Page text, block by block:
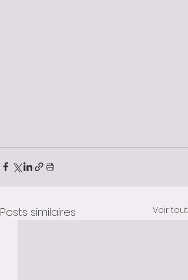
Posts similaires Voir tout